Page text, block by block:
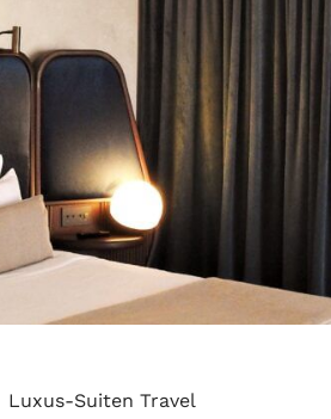
Luxus-Suiten Travel